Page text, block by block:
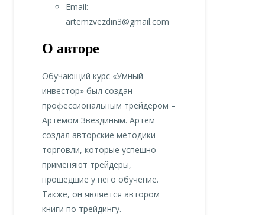
Email:
artemzvezdin3@gmail.com
О авторе
Обучающий курс «Умный
инвестор» был создан
профессиональным трейдером –
Артемом Звёздиным. Артем
создал авторские методики
торговли, которые успешно
применяют трейдеры,
прошедшие у него обучение.
Также, он является автором
книги по трейдингу.